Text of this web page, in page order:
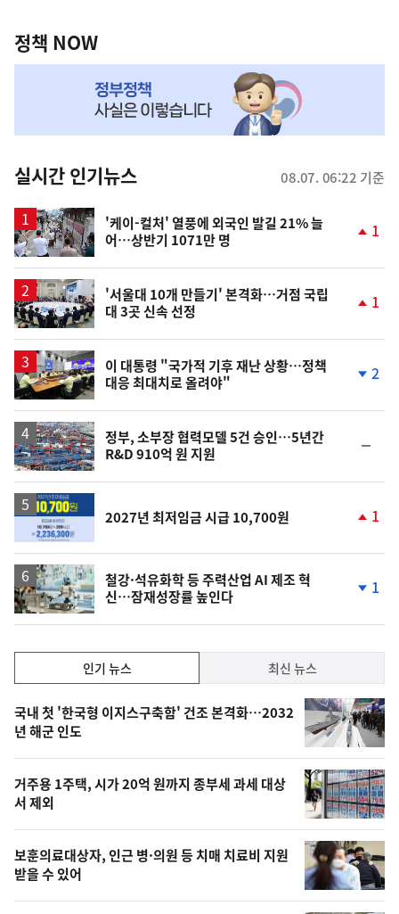
책
NOW,
뉴
스
정책 NOW
실시간 인기뉴스 08.07. 06:22 기준
'케이-컬처' 열풍에 외국인 발길 21% 늘
어…상반기 1071만 명
상
1
'서울대 10개 만들기' 본격화…거점 국립
대 3곳 신속 선정
상
1
이 대통령 "국가적 기후 재난 상황…정책
대응 최대치로 올려야"
하
2
정부, 소부장 협력모델 5건 승인…5년간
R&D 910억 원 지원
일
2027년 최저임금 시급 10,700원
상
1
철강·석유화학 등 주력산업 AI 제조 혁
신…잠재성장률 높인다
하
락
1
기,
최
신,
오
늘
의
영
상
인기 뉴스 최신 뉴스
인
기
뉴
스
국내 첫 '한국형 이지스구축함' 건조 본격화…2032
년 해군 인도
거주용 1주택, 시가 20억 원까지 종부세 과세 대상
서 제외
보훈의료대상자, 인근 병·의원 등 치매 치료비 지원
받을 수 있어